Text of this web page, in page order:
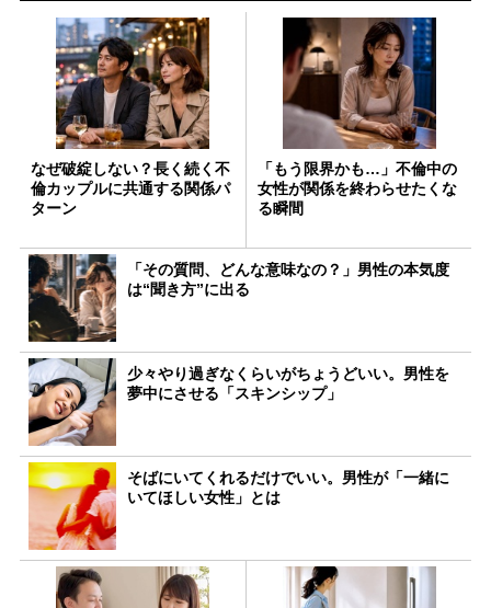
なぜ破綻しない？長く続く不
倫カップルに共通する関係パ
ターン
「もう限界かも…」不倫中の
女性が関係を終わらせたくな
る瞬間
「その質問、どんな意味なの？」男性の本気度
は“聞き方”に出る
少々やり過ぎなくらいがちょうどいい。男性を
夢中にさせる「スキンシップ」
そばにいてくれるだけでいい。男性が「一緒に
いてほしい女性」とは